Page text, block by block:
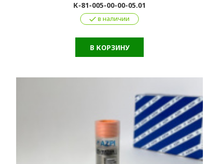
К-81-005-00-00-05.01
в наличии
В КОРЗИНУ